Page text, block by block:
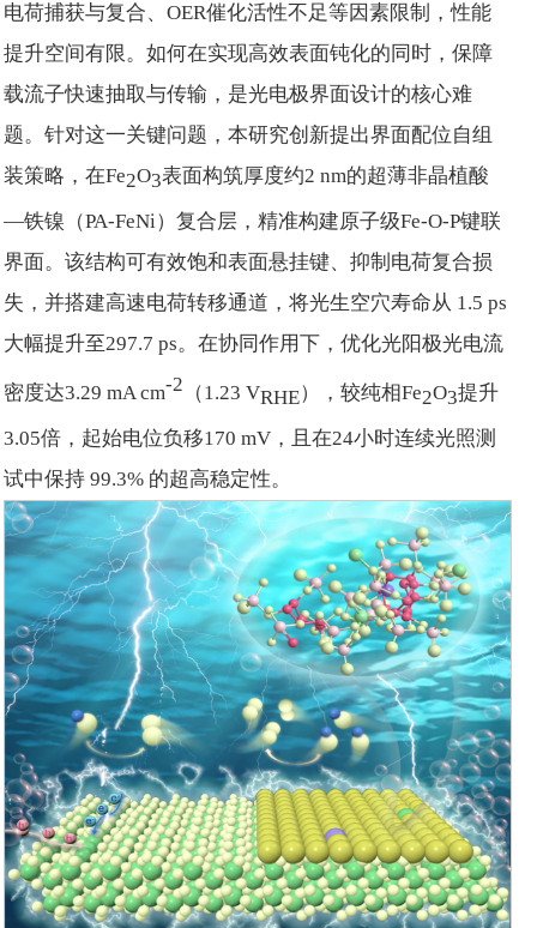
电荷捕获与复合、OER催化活性不足等因素限制，性能
提升空间有限。如何在实现高效表面钝化的同时，保障
载流子快速抽取与传输，是光电极界面设计的核心难
题。针对这一关键问题，本研究创新提出界面配位自组
装策略，在Fe2O3表面构筑厚度约2 nm的超薄非晶植酸
—铁镍（PA-FeNi）复合层，精准构建原子级Fe-O-P键联
界面。该结构可有效饱和表面悬挂键、抑制电荷复合损
失，并搭建高速电荷转移通道，将光生空穴寿命从 1.5 ps
大幅提升至297.7 ps。在协同作用下，优化光阳极光电流
密度达3.29 mA cm-2 （1.23 VRHE），较纯相Fe2O3提升
3.05倍，起始电位负移170 mV，且在24小时连续光照测
试中保持 99.3% 的超高稳定性。